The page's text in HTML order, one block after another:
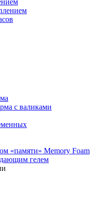
с валиками
«памяти» Memory Foam
гелем